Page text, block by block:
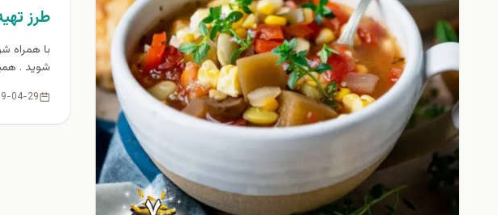
طرز
با همراه
شويد .
04-29